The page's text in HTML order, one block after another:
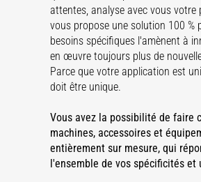
attentes, analyse avec vous votre
vous propose une solution 100 %
besoins spécifiques l'amènent à
en œuvre toujours plus de
Parce que votre application est
doit être unique.
Vous avez la possibilité de faire
machines, accessoires et
entièrement sur mesure, qui
l'ensemble de vos spécificités et
Accessoires
Equipements de
sécurité
Autres
personnalisations sur